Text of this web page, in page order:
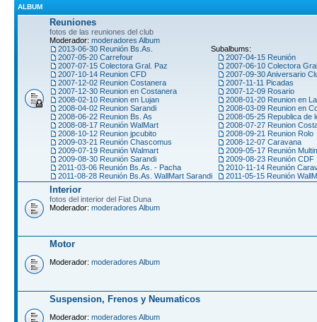
ALBUM
Reuniones
fotos de las reuniones del club
Moderador: moderadores Album
Subalbums:
2013-06-30 Reunión Bs.As.
2007-04-15 Reunión
2007-05-20 Carrefour
2007-06-10 Colectora
2007-07-15 Colectora Gral. Paz
2007-09-30 Aniversario
2007-10-14 Reunion CFD
2007-11-11 Picadas
2007-12-02 Reunion Costanera
2007-12-09 Rosario
2007-12-30 Reunion en Costanera
2008-01-20 Reunion en
2008-02-10 Reunion en Lujan
2008-03-09 Reunion en
2008-04-02 Reunion Sarandi
2008-05-25 Republica de
2008-06-22 Reunion Bs. As
2008-07-27 Reunion
2008-08-17 Reunión WalMart
2008-09-21 Reunion Rolo
2008-10-12 Reunion jpcubito
2008-12-07 Caravana
2009-03-21 Reunión Chascomus
2009-05-17 Reunión
2009-07-19 Reunión Walmart
2009-08-23 Reunión CDF
2009-08-30 Reunión Sarandi
2010-11-14 Reunión
2011-03-06 Reunión Bs.As. - Pacha
2011-05-15 Reunión
2011-08-28 Reunión Bs.As. WallMart Sarandi
Interior
fotos del interior del Fiat Duna
Moderador: moderadores Album
Motor
Moderador: moderadores Album
Suspension, Frenos y Neumaticos
Moderador: moderadores Album